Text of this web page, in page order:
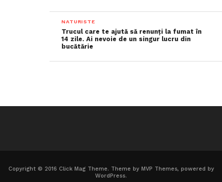
NATURISTE
Trucul care te ajută să renunți la fumat în
14 zile. Ai nevoie de un singur lucru din
bucătărie
Copyright © 2016 Click Mag Theme. Theme by MVP Themes, powered by
WordPress.